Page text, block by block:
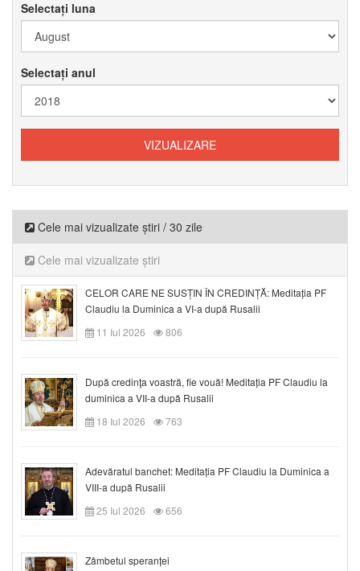
Selectați luna
Selectați anul
Cele mai vizualizate știri / 30 zile
Cele mai vizualizate știri
CELOR CARE NE SUSȚIN ÎN CREDINȚĂ: Meditația PF
Claudiu la Duminica a VI-a după Rusalii
11 Iul 2026
806
După credinţa voastră, fie vouă! Meditația PF Claudiu la
duminica a VII-a după Rusalii
18 Iul 2026
763
Adevăratul banchet: Meditația PF Claudiu la Duminica a
VIII-a după Rusalii
25 Iul 2026
656
Zâmbetul speranței